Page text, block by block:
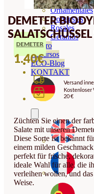
Ornamentales
Hortensias
Rosales
Geranios
Vivero
Recursos
ECO-Blog
KONTAKT
DEMETER
DEMETER
1.40€
Versand
Kostenloser
20 €
Züchten Sie einen der
Salate mit unseren
Diese Sorte ist bekannt
einem milden
perfekt für frische,
ideale Wahl für alle, die
verleihen wollen, und
Weise.